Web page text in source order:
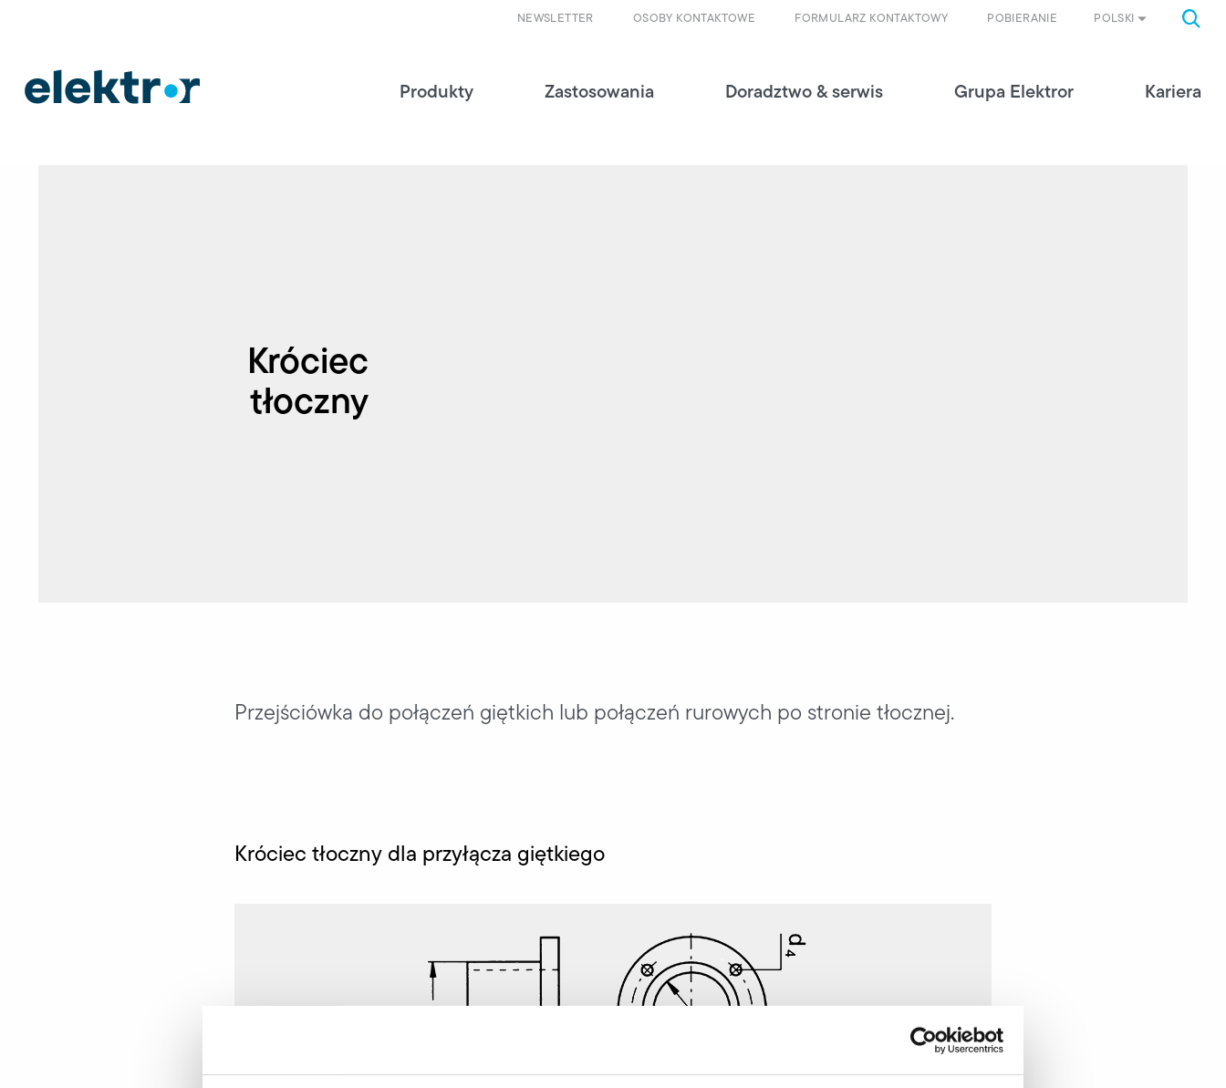
POLSKI
POBIERANIE
FORMULARZ KONTAKTOWY
OSOBY KONTAKTOWE
NEWSLETTER
Produkty Zastosowania Doradztwo & serwis Grupa Elektror Kariera
Króciec
tłoczny
Przejściówka do połączeń giętkich lub połączeń rurowych po stronie tłocznej.
Króciec tłoczny dla przyłącza giętkiego